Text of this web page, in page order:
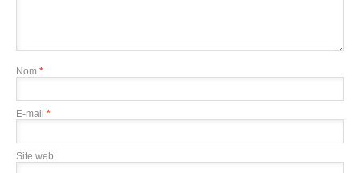
Nom *
E-mail *
Site web